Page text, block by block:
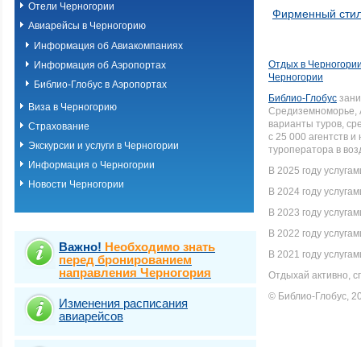
Отели Черногории
Авиарейсы в Черногорию
Информация об Авиакомпаниях
Информация об Аэропортах
Библио-Глобус в Аэропортах
Виза в Черногорию
Страхование
Экскурсии и услуги в Черногории
Информация о Черногории
Новости Черногории
Важно! Необходимо знать
перед бронированием
направления Черногория
Изменения расписания
авиарейсов
Фирменный
Отдых в
Черногории
Библио-Глобус
Средиземноморье,
варианты туров,
с 25 000 агентств
туроператора в
В 2025 году
В 2024 году
В 2023 году
В 2022 году
В 2021 году
Отдыхай активно,
© Библио-Глобус,